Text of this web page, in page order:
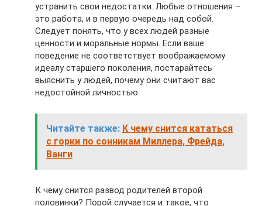
устранить свои недостатки. Любые отношения –
это работа, и в первую очередь над собой.
Следует понять, что у всех людей разные
ценности и моральные нормы. Если ваше
поведение не соответствует воображаемому
идеалу старшего поколения, постарайтесь
выяснить у людей, почему они считают вас
недостойной личностью.
Читайте также: К чему снится кататься
с горки по сонникам Миллера, Фрейда,
Ванги
К чему снится развод родителей второй
половинки? Порой случается и такое, что